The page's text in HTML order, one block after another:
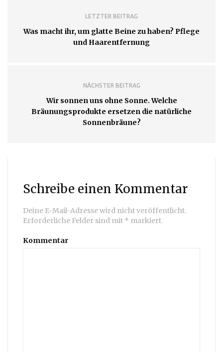
LETZTER BEITRAG
Was macht ihr, um glatte Beine zu haben? Pflege
und Haarentfernung
NÄCHSTER BEITRAG
Wir sonnen uns ohne Sonne. Welche
Bräunungsprodukte ersetzen die natürliche
Sonnenbräune?
Schreibe einen Kommentar
Deine E-Mail-Adresse wird nicht veröffentlicht.
Erforderliche Felder sind mit * markiert.
Kommentar